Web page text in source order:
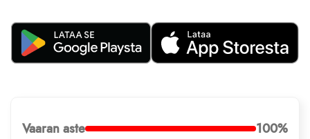
Vaaran aste 100%